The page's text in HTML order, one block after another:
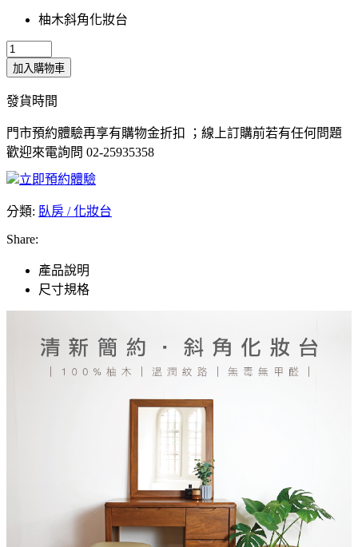
柚木斜角化妝台
加入購物車
發貨時間
門市預約體驗再享有購物金折扣 ；線上訂購前若有任何問題
歡迎來電詢問 02-25935358
立即預約體驗
分類: 臥房 / 化妝台
Share:
產品說明
尺寸規格